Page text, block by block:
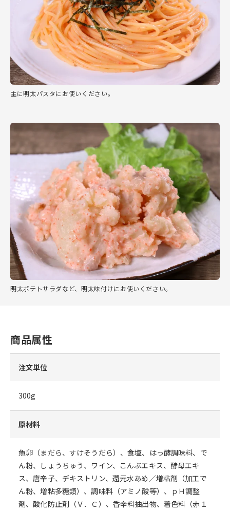
主に明太パスタにお使いください。
明太ポテトサラダなど、明太味付けにお使いください。
商品属性
注文単位
300g
原材料
魚卵（まだら、すけそうだら）、食塩、はっ酵調味料、で
ん粉、しょうちゅう、ワイン、こんぶエキス、酵母エキ
ス、唐辛子、デキストリン、還元水あめ／増粘剤（加工で
ん粉、増粘多糖類）、調味料（アミノ酸等）、ｐＨ調整
剤、酸化防止剤（Ｖ．Ｃ）、香辛料抽出物、着色料（赤１